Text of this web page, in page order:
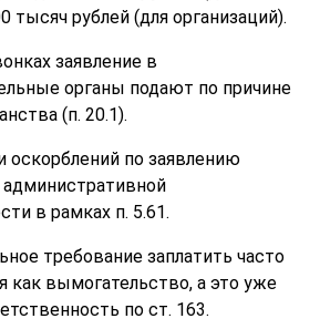
тысяч рублей (для организаций).
заявление в
органы подают по причине
(п. 20.1).
оскорблений по заявлению
в рамках п. 5.61.
требование заплатить часто
как вымогательство, а это уже
по ст. 163.